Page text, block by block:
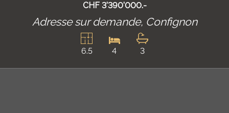
CHF 3'390'000.-
Adresse sur demande, Confignon
6.5 4 3